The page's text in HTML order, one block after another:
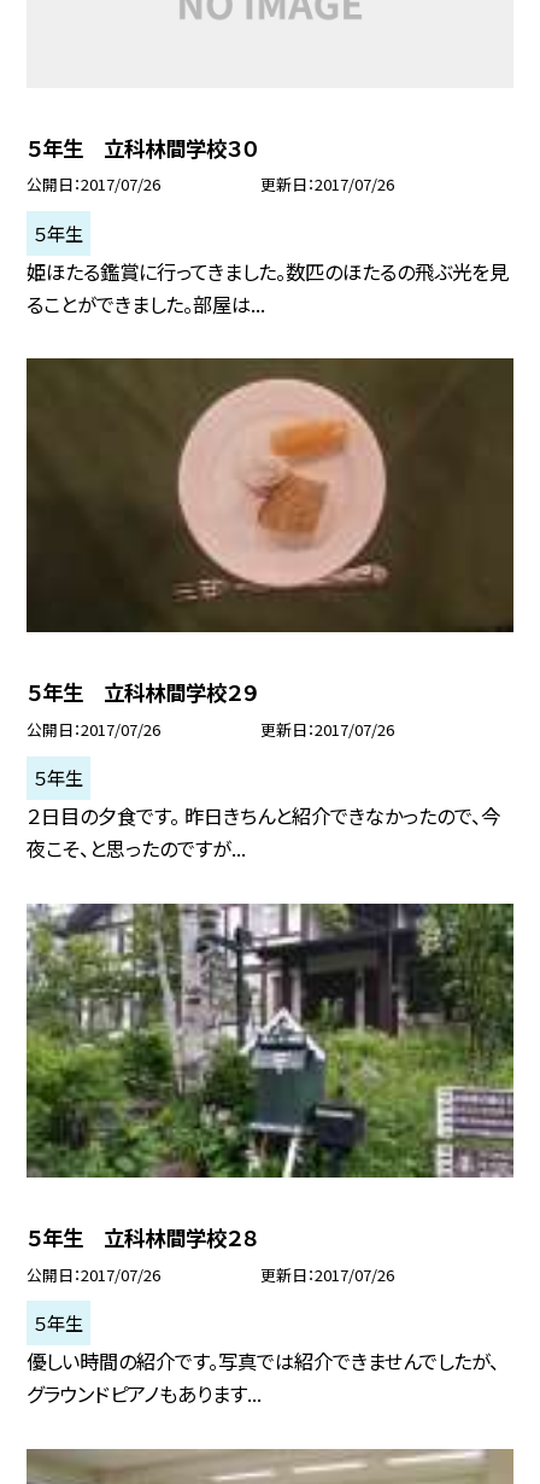
５年生 立科林間学校３０
公開日 2017/07/26 更新日 2017/07/26
５年生
姫ほたる鑑賞に行ってきました。数匹のほたるの飛ぶ光を見
ることができました。部屋は...
５年生 立科林間学校２９
公開日 2017/07/26 更新日 2017/07/26
５年生
２日目の夕食です。 昨日きちんと紹介できなかったので、今
夜こそ、と思ったのですが...
５年生 立科林間学校２８
公開日 2017/07/26 更新日 2017/07/26
５年生
優しい時間の紹介です。写真では紹介できませんでしたが、
グラウンドピアノもあります...